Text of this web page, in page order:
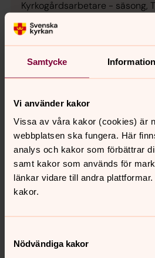
Samtycke Information
Vi använder kakor
Vissa av våra kakor (cookies) är
webbplatsen ska fungera. Här
analys och kakor som förbättrar
samt kakor som används för
länkar vidare till andra
kakor.
Nödvändiga kakor
Kyrkogårdsarbetare - säsong,
församling
E-post: